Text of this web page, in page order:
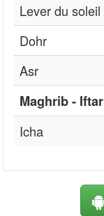
Lever du soleil
Dohr
Asr
Maghrib - Iftar
Icha